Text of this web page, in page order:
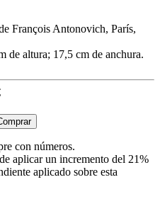
François Antonovich, París,
de altura; 17,5 cm de anchura.
con números.
aplicar un incremento del 21%
aplicado sobre esta